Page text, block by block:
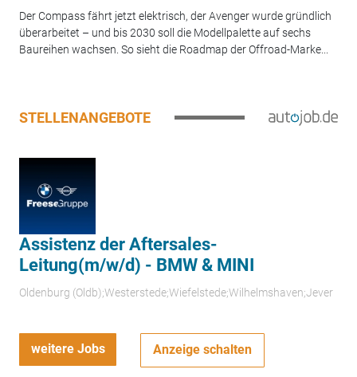
Der Compass fährt jetzt elektrisch, der Avenger wurde gründlich
überarbeitet – und bis 2030 soll die Modellpalette auf sechs
Baureihen wachsen. So sieht die Roadmap der Offroad-Marke...
STELLENANGEBOTE
Assistenz der Aftersales-
Leitung(m/w/d) - BMW & MINI
Oldenburg (Oldb);Westerstede;Wiefelstede;Wilhelmshaven;Jever
weitere Jobs Anzeige schalten